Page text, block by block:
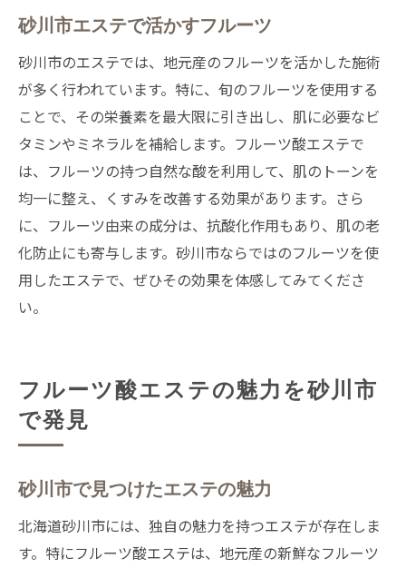
砂川市エステで活かすフルーツ
砂川市のエステでは、地元産のフルーツを活かした施術
が多く行われています。特に、旬のフルーツを使用する
ことで、その栄養素を最大限に引き出し、肌に必要なビ
タミンやミネラルを補給します。フルーツ酸エステで
は、フルーツの持つ自然な酸を利用して、肌のトーンを
均一に整え、くすみを改善する効果があります。さら
に、フルーツ由来の成分は、抗酸化作用もあり、肌の老
化防止にも寄与します。砂川市ならではのフルーツを使
用したエステで、ぜひその効果を体感してみてくださ
い。
フルーツ酸エステの魅力を砂川市
で発見
砂川市で見つけたエステの魅力
北海道砂川市には、独自の魅力を持つエステが存在しま
す。特にフルーツ酸エステは、地元産の新鮮なフルーツ